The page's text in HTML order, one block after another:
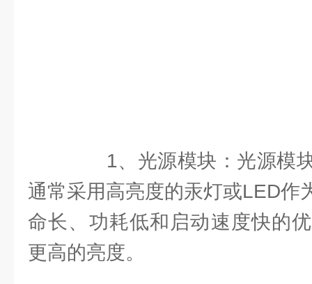
1、光源模块：光源模块
通常采用高亮度的汞灯或LED作
命长、功耗低和启动速度快的
更高的亮度。